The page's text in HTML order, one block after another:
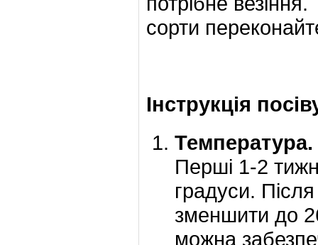
сорти
Інструкція
Температура.
Перші 1-2
градуси.
зменшити до
можна